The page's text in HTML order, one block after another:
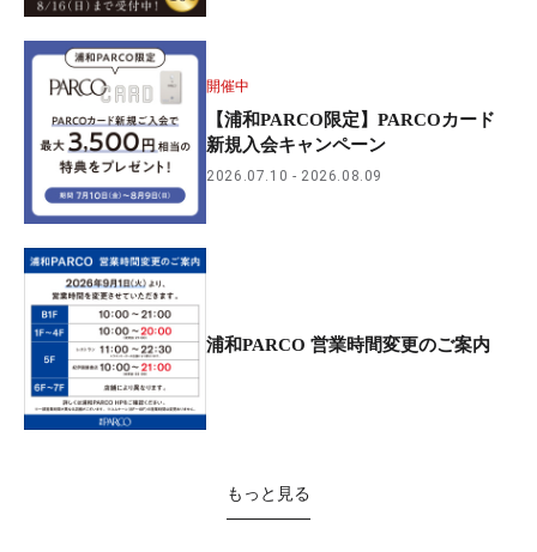
開催中
【浦和PARCO限定】PARCOカード
新規入会キャンペーン
2026.07.10 2026.08.09
浦和PARCO 営業時間変更のご案内
もっと見る